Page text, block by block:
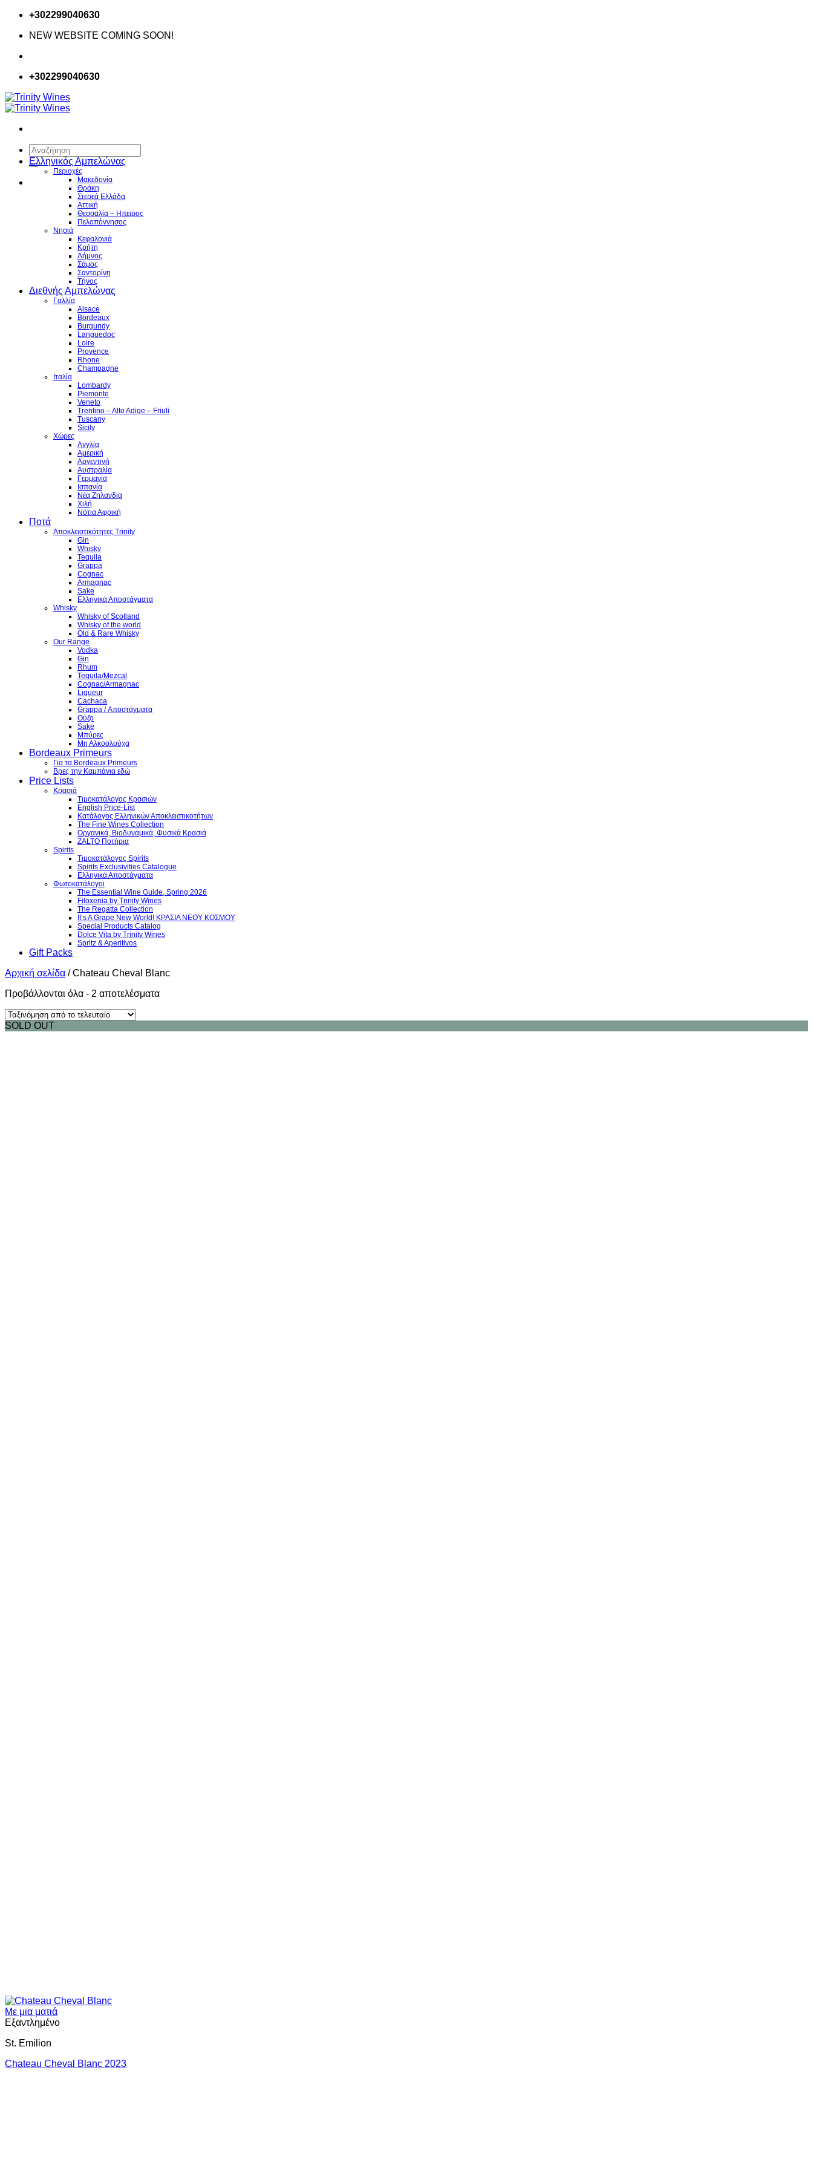
Μετάβαση
περιεχόμενο
+302299040630
NEW WEBSITE COMING SOON!
+302299040630
Αναζήτηση
για:
Ελληνικός Αμπελώνας
Περιοχές
Μακεδονία
Θράκη
Στερεά Ελλάδα
Αττική
Θεσσαλία – Hπειρος
Πελοπόννησος
Νησιά
Κεφαλονιά
Κρήτη
Λήμνος
Σάμος
Σαντορίνη
Τήνος
Διεθνής Αμπελώνας
Γαλλία
Alsace
Bordeaux
Burgundy
Languedoc
Loire
Provence
Rhone
Champagne
Ιταλία
Lombardy
Piemonte
Veneto
Trentino – Alto Adige – Friuli
Tuscany
Sicily
Χώρες
Αγγλία
Αμερική
Αργεντινή
Αυστραλία
Γερμανία
Ισπανία
Νέα Ζηλανδία
Χιλή
Νότια Αφρική
Ποτά
Αποκλειστικότητες Trinity
Gin
Whisky
Tequila
Grappa
Cognac
Armagnac
Sake
Ελληνικά Αποστάγματα
Whisky
Whisky of Scotland
Whisky of the world
Old & Rare Whisky
Our Range
Vodka
Gin
Rhum
Tequila/Mezcal
Cognac/Armagnac
Liqueur
Cachaca
Grappa / Αποστάγματα
Ούζο
Sake
Μπύρες
Μη Αλκοολούχα
Bordeaux Primeurs
Για τα Bordeaux Primeurs
Βρες την Καμπάνια εδώ
Price Lists
Κρασιά
Τιμοκατάλογος Κρασιών
English Price-List
Κατάλογος Ελληνικών Αποκλειστικοτήτων
The Fine Wines Collection
Οργανικά, Βιοδυναμικά, Φυσικά Κρασιά
ZALTO Ποτήρια
Spirits
Τιμοκατάλογος Spirits
Spirits Exclusivities Catalogue
Ελληνικά Αποστάγματα
Φωτοκατάλογοι
The Essential Wine Guide, Spring 2026
Filoxenia by Trinity Wines
The Regatta Collection
It’s A Grape New World! ΚΡΑΣΙΑ ΝΕΟΥ ΚΟΣΜΟΥ
Special Products Catalog
Dolce Vita by Trinity Wines
Spritz & Aperitivos
Gift Packs
Αρχική σελίδα /Chateau Cheval Blanc
Προβάλλονται όλα - 2 αποτελέσματαSorted
SOLD OUT
Με μια ματιά
Εξαντλημένο
St. Emilion
Chateau Cheval Blanc 2023